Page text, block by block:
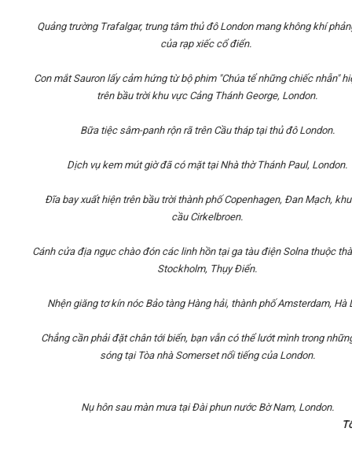
Quảng trường Trafalgar, trung tâm thủ đô London mang không khí
của rạp xiếc cổ điển.
Con mắt Sauron lấy cảm hứng từ bộ phim "Chúa tể những chiếc nhẫn"
trên bầu trời khu vực Cảng Thánh George, London.
Bữa tiệc sâm-panh rộn rã trên Cầu tháp tại thủ đô London.
Dịch vụ kem mút giờ đã có mặt tại Nhà thờ Thánh Paul, London.
Đĩa bay xuất hiện trên bầu trời thành phố Copenhagen, Đan Mạch,
cầu Cirkelbroen.
Cánh cửa địa ngục chào đón các linh hồn tại ga tàu điện Solna thuộc
Stockholm, Thụy Điển.
Nhện giăng tơ kín nóc Bảo tàng Hàng hải, thành phố Amsterdam, Hà
Chẳng cần phải đặt chân tới biển, bạn vẫn có thể lướt mình trong
sóng tại Tòa nhà Somerset nổi tiếng của London.
Nụ hôn sau màn mưa tại Đài phun nước Bờ Nam, London.